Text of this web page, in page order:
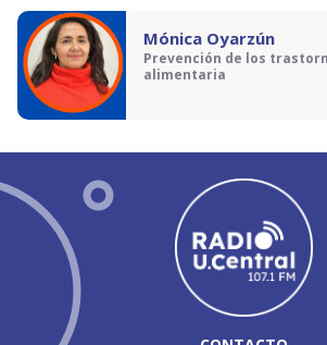
Mónica Oyarzún
Prevención de los
alimentaria